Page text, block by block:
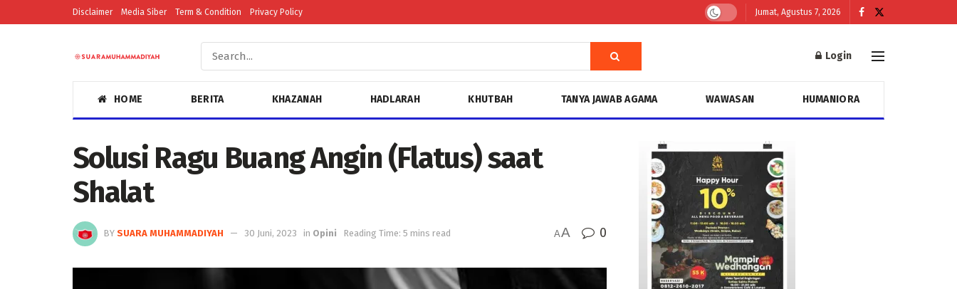
Disclaimer Media Siber Term & Condition Privacy Policy Jumat, Agustus 7, 2026
Login
HOME BERITA KHAZANAH HADLARAH KHUTBAH TANYA JAWAB AGAMA WAWASAN HUMANIORA
Solusi Ragu Buang Angin (Flatus) saat
Shalat
BY SUARA MUHAMMADIYAH 30 Juni, 2023 in Opini Reading Time: 5 mins read AA 0